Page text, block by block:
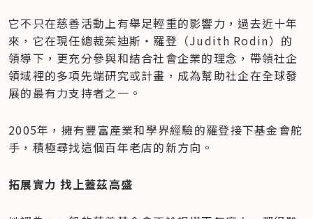
它不只在慈善活動上有舉足輕重的影響力，過去近十年
來，它在現任總裁茱迪斯‧羅登（Judith Rodin）的
領導下，更充分參與和結合社會企業的理念，帶領社企
領域裡的多項先端研究或計畫，成為幫助社企在全球發
展的最有力支持者之一。
2005年，擁有豐富產業和學界經驗的羅登接下基金會舵
手，積極尋找這個百年老店的新方向。
拓展實力 找上蓋茲高盛